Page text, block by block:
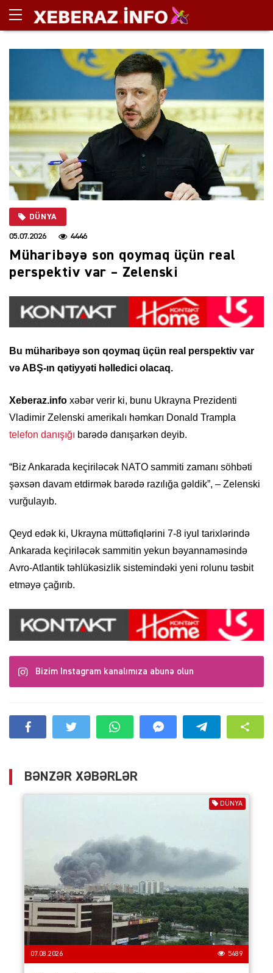
DÜNYA
05.07.2026 4446
Müharibəyə son qoymaq üçün real
perspektiv var – Zelenski
Bu müharibəyə son qoymaq üçün real perspektiv var
və ABŞ-ın qətiyyəti həlledici olacaq.
Xeberaz.info xəbər verir ki, bunu Ukrayna Prezidenti
Vladimir Zelenski amerikalı həmkarı Donald Trampla
telefon danışığı barədə danışarkən deyib.
“Biz Ankarada keçiriləcək NATO sammiti zamanı söhbəti
şəxsən davam etdirmək barədə razılığa gəldik”, – Zelenski
vurğulayıb.
Qeyd edək ki, Ukrayna müttəfiqlərini 7-8 iyul tarixlərində
Ankarada keçiriləcək sammitin yekun bəyannaməsində
Avro-Atlantik təhlükəsizlik sistemindəki yeni rolunu təsbit
etməyə çağırıb.
Bizim Instagram kanalımıza abunə olun
BƏNZƏR XƏBƏRLƏR
DÜNYA
07.08.2026 5489